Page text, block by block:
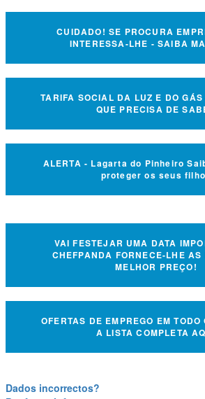
CUIDADO! SE PROCURA
INTERESSA-LHE - SAIBA
TARIFA SOCIAL DA LUZ E DO
QUE PRECISA DE
ALERTA - Lagarta do Pinheiro
proteger os seus
VAI FESTEJAR UMA DATA
CHEFPANDA FORNECE-LHE AS
MELHOR PREÇO!
OFERTAS DE EMPREGO EM
A LISTA COMPLETA
Dados incorrectos?